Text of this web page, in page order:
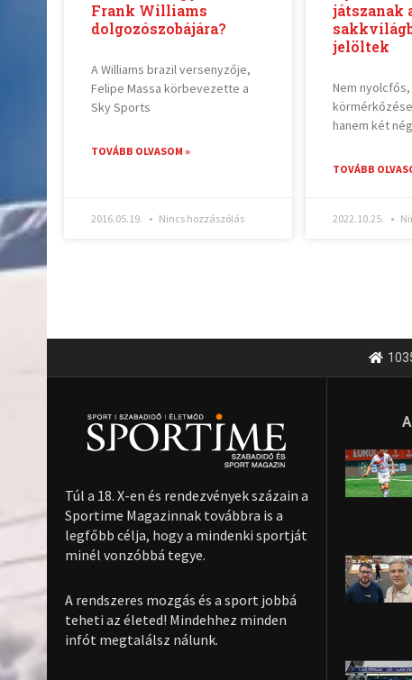
Frank Williams
dolgozószobájára?
A Williams brazil versenyzője,
Felipe Massa körbevezette a
Sky Sports
TOVÁBB OLVASOM »
2016.05.19. Nincs hozzászólás
játszanak
jelöltek
Nem
hanem két
TOVÁBB
2022.10.25.
Túl a 18. X-en és rendezvények százain a
Sportime Magazinnak továbbra is a
legfőbb célja, hogy a mindenki sportját
minél vonzóbbá tegye.
A rendszeres mozgás és a sport jobbá
teheti az életed! Mindehhez minden
infót megtalálsz nálunk.